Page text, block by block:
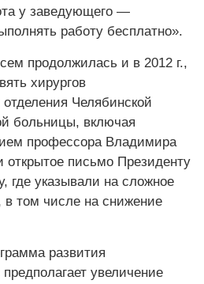
у заведующего —
работу бесплатно».
продолжилась и в 2012 г.,
хирургов
отделения Челябинской
больницы, включая
профессора Владимира
открытое письмо Президенту
где указывали на сложное
в том числе на снижение
развития
увеличение